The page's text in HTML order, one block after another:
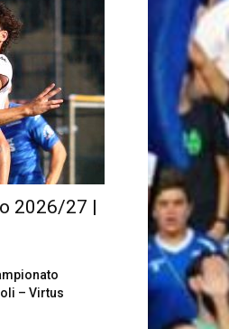
2026/27 |
– Virtus